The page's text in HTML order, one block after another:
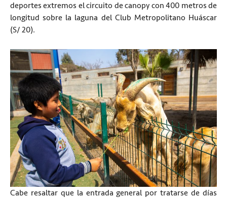
deportes extremos el circuito de canopy con 400 metros de
longitud sobre la laguna del Club Metropolitano Huáscar
(S/ 20).
Cabe resaltar que la entrada general por tratarse de días